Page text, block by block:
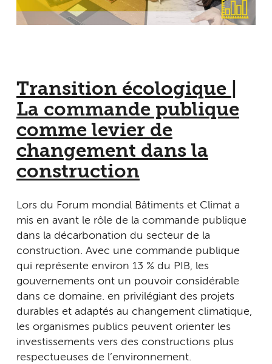
Transition écologique |
La commande publique
comme levier de
changement dans la
construction
Lors du Forum mondial Bâtiments et Climat a
mis en avant le rôle de la commande publique
dans la décarbonation du secteur de la
construction. Avec une commande publique
qui représente environ 13 % du PIB, les
gouvernements ont un pouvoir considérable
dans ce domaine. en privilégiant des projets
durables et adaptés au changement climatique,
les organismes publics peuvent orienter les
investissements vers des constructions plus
respectueuses de l’environnement.